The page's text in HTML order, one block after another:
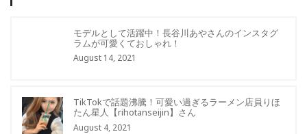
モデルとして活躍中！長谷川あやさんのインスタグ
ラムが可愛くておしゃれ！
August 14, 2021
TikTokで話題沸騰！可愛い過ぎるラーメン店員りほ
たん星人【rihotanseijin】さん
August 4, 2021